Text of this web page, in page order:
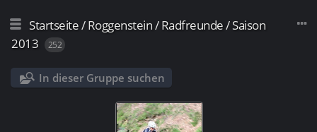
Startseite/Roggenstein/Radfreunde/Saison
2013
252
In dieser Gruppe suchen